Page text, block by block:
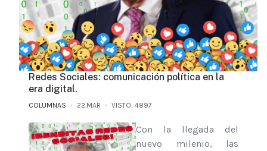
Redes Sociales: comunicación política en la
era digital.
COLUMNAS 22.MAR VISTO: 4897
Con la llegada del
nuevo milenio, las